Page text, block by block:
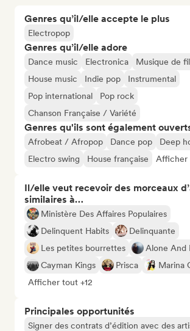
Genres qu’il/elle accepte le plus
Electropop
Genres qu’il/elle adore
Dance music Electronica
Musique de
House music
Indie pop
Instrumental
Pop international
Pop rock
Chanson Française / Variété
Genres qu'ils sont également
Afrobeat / Afropop Dance pop Deep
Electro swing
House française Afficher
Il/elle veut recevoir des morceaux
similaires à…
Ministère Des Affaires Populaires
Delinquent Habits
Delinquante
Les petites bourrettes
Alone And
Cayman Kings
Prisca
Marina
Afficher tout +12
Principales opportunités
Signer des contrats d’édition avec des